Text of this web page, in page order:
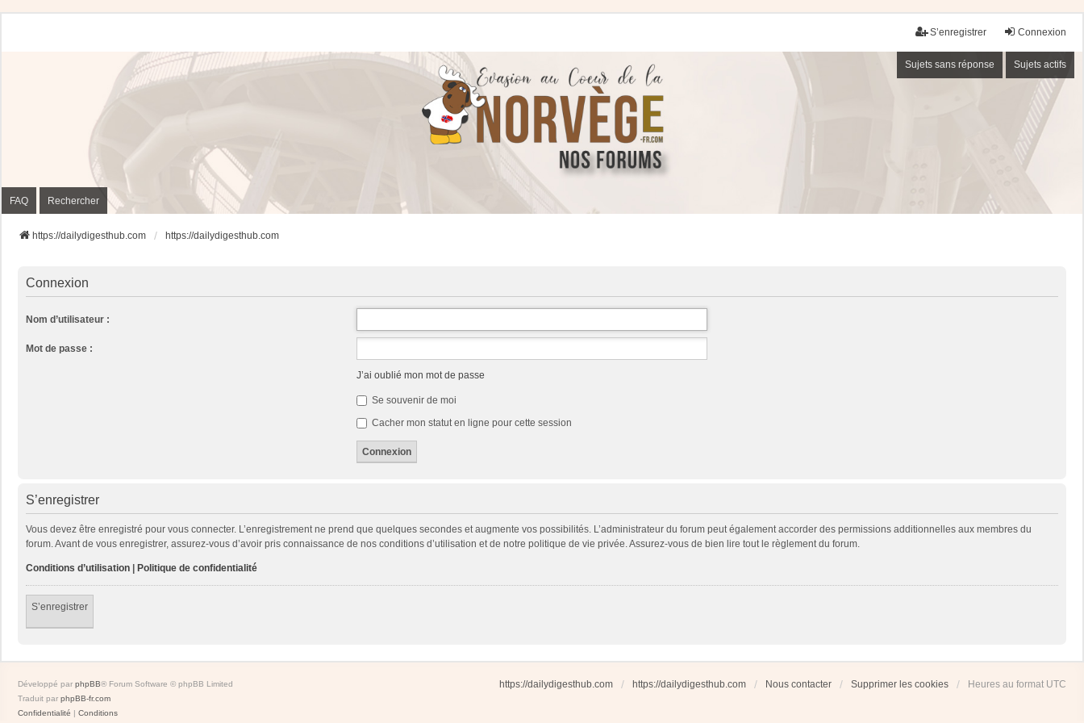
Connexion
S’enregistrer
Sujets sans réponse Sujets actifs
FAQ Rechercher
https://dailydigesthub.com https://dailydigesthub.com
Connexion
Nom d’utilisateur :
Mot de passe :
J’ai oublié mon mot de passe
Se souvenir de moi
Cacher mon statut en ligne pour cette session
S’enregistrer
Vous devez être enregistré pour vous connecter. L’enregistrement ne prend que quelques secondes et augmente vos possibilités. L’administrateur du forum peut également accorder des permissions additionnelles aux membres du
forum. Avant de vous enregistrer, assurez-vous d’avoir pris connaissance de nos conditions d’utilisation et de notre politique de vie privée. Assurez-vous de bien lire tout le règlement du forum.
Conditions d’utilisation Politique de confidentialité
S’enregistrer
https://dailydigesthub.com https://dailydigesthub.com Nous contacter Supprimer les cookies Heures au format UTC
Développé par phpBB® Forum Software © phpBB Limited
Traduit par phpBB-fr.com
Confidentialité | Conditions